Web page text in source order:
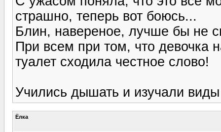
страшно, теперь вот боюсь...
Блин, навереное, лучше бы не
При всем при том, что девочка
туалет сходила честное слово!
Учились дышать и изучали
Ёлка